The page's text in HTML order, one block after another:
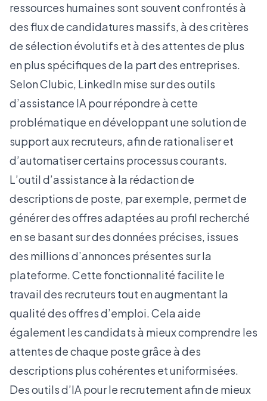
ressources humaines sont souvent confrontés à
des flux de candidatures massifs, à des critères
de sélection évolutifs et à des attentes de plus
en plus spécifiques de la part des entreprises.
SelonClubic, LinkedIn mise sur des outils
d’assistance IA pour répondre à cette
problématique en développant une solution de
support aux recruteurs, afin de rationaliser et
d’automatiser certains processus courants.
L’outil d’assistance à la rédaction de
descriptions de poste, par exemple, permet de
générer des offres adaptées au profil recherché
en se basant sur des données précises, issues
des millions d’annonces présentes sur la
plateforme. Cette fonctionnalité facilite le
travail des recruteurs tout en augmentant la
qualité des offres d’emploi. Cela aide
également les candidats à mieux comprendre les
attentes de chaque poste grâce à des
descriptions plus cohérentes et uniformisées.
Des outils d’IA pour le recrutement afin de mieux